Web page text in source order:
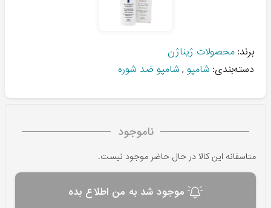
برند: محصولات ژیناژن
دسته‌بندی: شامپو , شامپو ضد شوره
ناموجود
متاسفانه این کالا در حال حاضر موجود نیست.
موجود شد به من اطلاع بده